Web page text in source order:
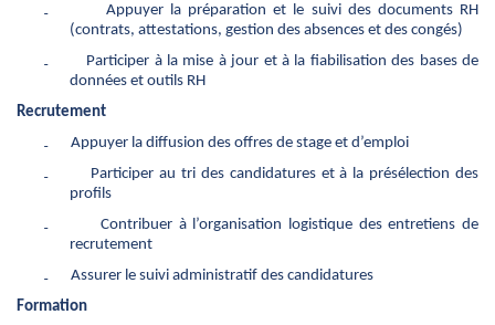
₋
Appuyer la préparation et le suivi des documents RH
(contrats, attestations, gestion des absences et des congés)
₋
Participer à la mise à jour et à la fiabilisation des bases de
données et outils RH
Recrutement
₋
Appuyer la diffusion des offres de stage et d’emploi
₋
Participer au tri des candidatures et à la présélection des
profils
₋
Contribuer à l’organisation logistique des entretiens de
recrutement
₋
Assurer le suivi administratif des candidatures
Formation